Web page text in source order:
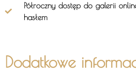
Półroczny dostęp do galerii
hasłem
Dodatkowe